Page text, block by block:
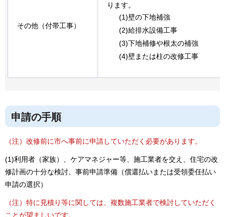
その他（付帯工事）
ります。
(1)壁の下地補強
(2)給排水設備工事
(3)下地補修や根太の補強
(4)壁または柱の改修工事
申請の手順
（注）改修前に市へ事前に申請していただく必要があります。
(1)利用者（家族）、ケアマネジャー等、施工業者を交え、住宅の改
修計画の十分な検討、事前申請準備（償還払いまたは受領委任払い
申請の選択）
（注）特に見積り等に関しては、複数施工業者で検討していただく
ことが望ましいです。